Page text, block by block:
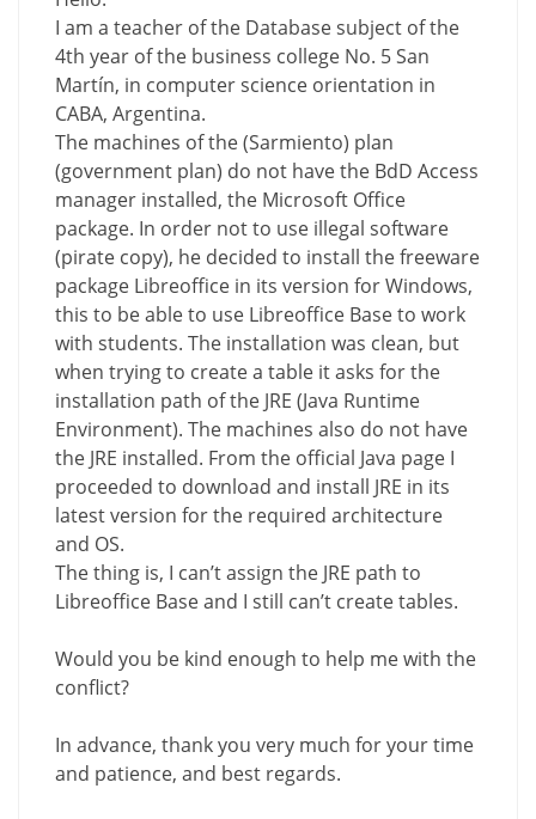
I am a teacher of the Database subject of the
4th year of the business college No. 5 San
Martín, in computer science orientation in
CABA, Argentina.
The machines of the (Sarmiento) plan
(government plan) do not have the BdD Access
manager installed, the Microsoft Office
package. In order not to use illegal software
(pirate copy), he decided to install the freeware
package Libreoffice in its version for Windows,
this to be able to use Libreoffice Base to work
with students. The installation was clean, but
when trying to create a table it asks for the
installation path of the JRE (Java Runtime
Environment). The machines also do not have
the JRE installed. From the official Java page I
proceeded to download and install JRE in its
latest version for the required architecture
and OS.
The thing is, I can’t assign the JRE path to
Libreoffice Base and I still can’t create tables.
Would you be kind enough to help me with the
conflict?
In advance, thank you very much for your time
and patience, and best regards.